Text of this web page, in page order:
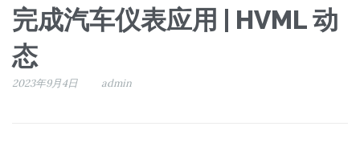
完成汽车仪表应用 | HVML 动
态
2023年9月4日 admin